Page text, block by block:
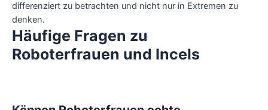
differenziert zu betrachten und nicht nur in Extremen zu
denken.
Häufige Fragen zu
Roboterfrauen und Incels